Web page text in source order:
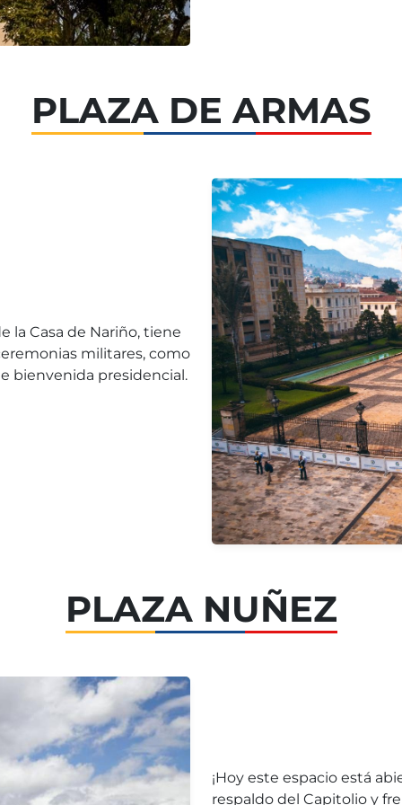
PLAZA DE ARMAS
la Casa de Nariño, tiene
militares, como
bienvenida presidencial.
PLAZA NUÑEZ
¡Hoy este espacio está
respaldo del Capitolio y